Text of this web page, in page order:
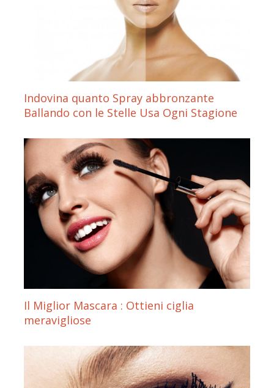
Indovina quanto Spray abbronzante
Ballando con le Stelle Usa Ogni Stagione
Il Miglior Mascara : Ottieni ciglia
meravigliose